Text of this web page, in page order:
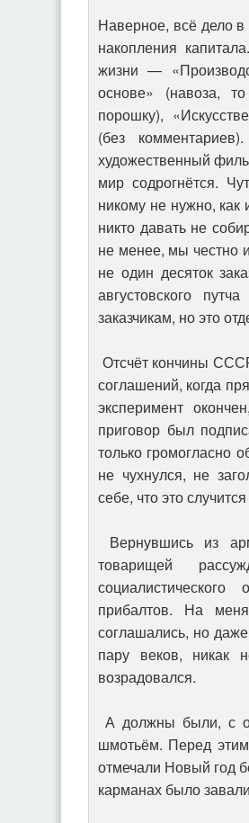
Наверное, всё дело
накопления
жизни —
основе» (навоза,
порошку),
(без
художественный
мир содрогнётся.
никому не нужно, как
никто давать не
не менее, мы честно
не один десяток
августовского
заказчикам, но это
Отсчёт кончины
соглашений, когда
эксперимент
приговор был
только громогласно
не чухнулся, не
себе, что это
Вернувшись из
товарищей
прибалтов. На
соглашались, но
пару веков, никак
возрадовался.
А должны были, с
шмотьём. Перед
отмечали Новый год
карманах было